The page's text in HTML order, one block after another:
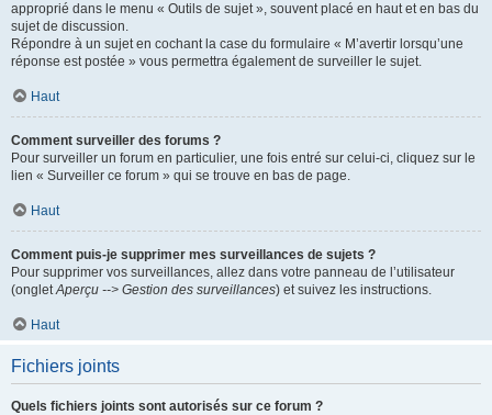
approprié dans le menu « Outils de sujet », souvent placé en haut et en bas du
sujet de discussion.
Répondre à un sujet en cochant la case du formulaire « M’avertir lorsqu’une
réponse est postée » vous permettra également de surveiller le sujet.
Haut
Comment surveiller des forums ?
Pour surveiller un forum en particulier, une fois entré sur celui-ci, cliquez sur le
lien « Surveiller ce forum » qui se trouve en bas de page.
Haut
Comment puis-je supprimer mes surveillances de sujets ?
Pour supprimer vos surveillances, allez dans votre panneau de l’utilisateur
(ongletAperçu --> Gestion des surveillances) et suivez les instructions.
Haut
Fichiers joints
Quels fichiers joints sont autorisés sur ce forum ?